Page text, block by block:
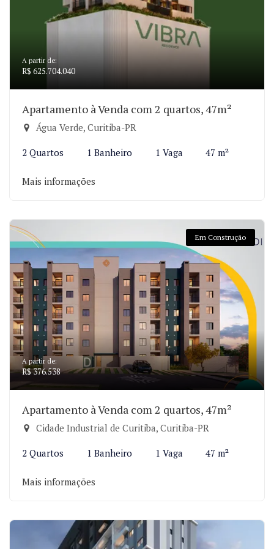
A partir de:
R$ 625.704.040
Apartamento à Venda com 2 quartos, 47m²
Água Verde, Curitiba-PR
2 Quartos 1 Banheiro 1 Vaga 47 m²
Mais informações
Em Construção
A partir de:
R$ 376.538
Apartamento à Venda com 2 quartos, 47m²
Cidade Industrial de Curitiba, Curitiba-PR
2 Quartos 1 Banheiro 1 Vaga 47 m²
Mais informações